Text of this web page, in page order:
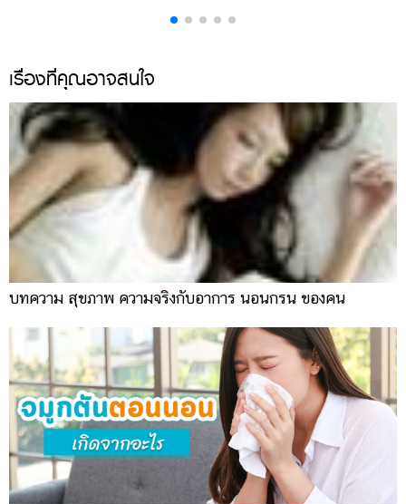
เรื่องที่คุณอาจสนใจ
บทความ สุขภาพ ความจริงกับอาการ นอนกรน ของคน